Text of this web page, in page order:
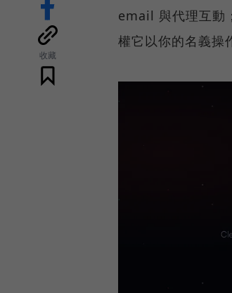
收藏
email 與代理互動
權它以你的名義操